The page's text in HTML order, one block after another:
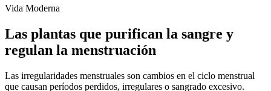
Vida Moderna
Las plantas que purifican la sangre y
regulan la menstruación
Las irregularidades menstruales son cambios en el ciclo menstrual
que causan períodos perdidos, irregulares o sangrado excesivo.